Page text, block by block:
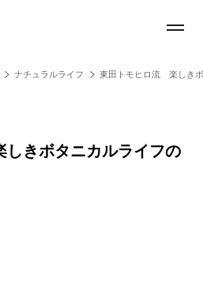
ナチュラルライフ 東田トモヒロ流 楽しき
きボタニカルライフの